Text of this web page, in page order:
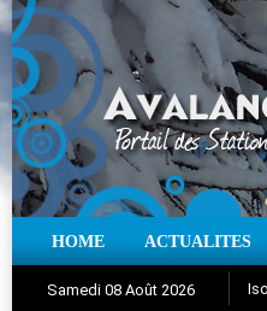
HOME ACTUALITES
Samedi 08 Août 2026